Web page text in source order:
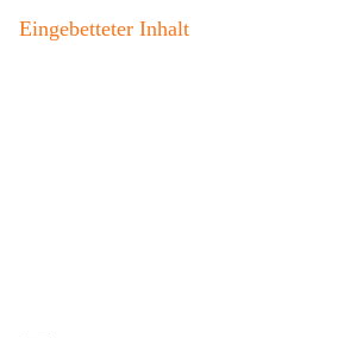
o
Eingebetteter Inhalt